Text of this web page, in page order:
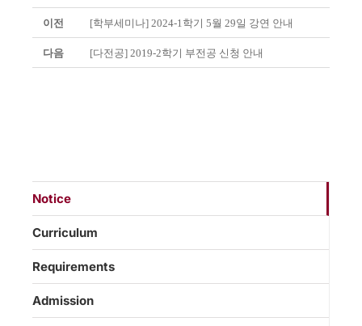
이전 [학부세미나] 2024-1학기 5월 29일 강연 안내
다음 [다전공] 2019-2학기 부전공 신청 안내
Notice
Curriculum
Requirements
Admission